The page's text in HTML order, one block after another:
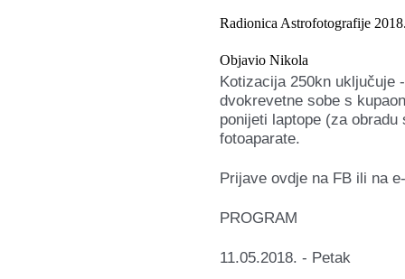
Radionica Astrofotografije
Objavio Nikola
Kotizacija 250kn uključuje
dvokrevetne sobe s
ponijeti laptope (za
fotoaparate.
Prijave ovdje na FB ili na
PROGRAM
11.05.2018. - Petak